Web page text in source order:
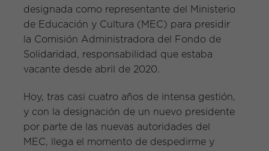
designada como representante del Ministerio
de Educación y Cultura (MEC) para presidir
la Comisión Administradora del Fondo de
Solidaridad, responsabilidad que estaba
vacante desde abril de 2020.
Hoy, tras casi cuatro años de intensa gestión,
y con la designación de un nuevo presidente
por parte de las nuevas autoridades del
MEC, llega el momento de despedirme y